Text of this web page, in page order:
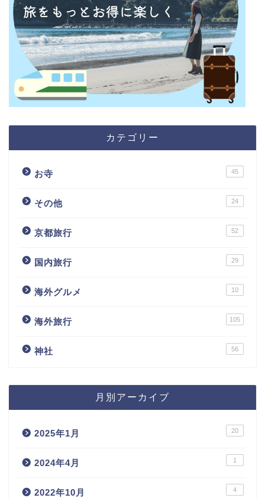
カテゴリー
お寺 45
その他 24
京都旅行 52
国内旅行 29
海外グルメ 10
海外旅行 105
神社 56
月別アーカイブ
2025年1月 20
2024年4月 1
2022年10月 4